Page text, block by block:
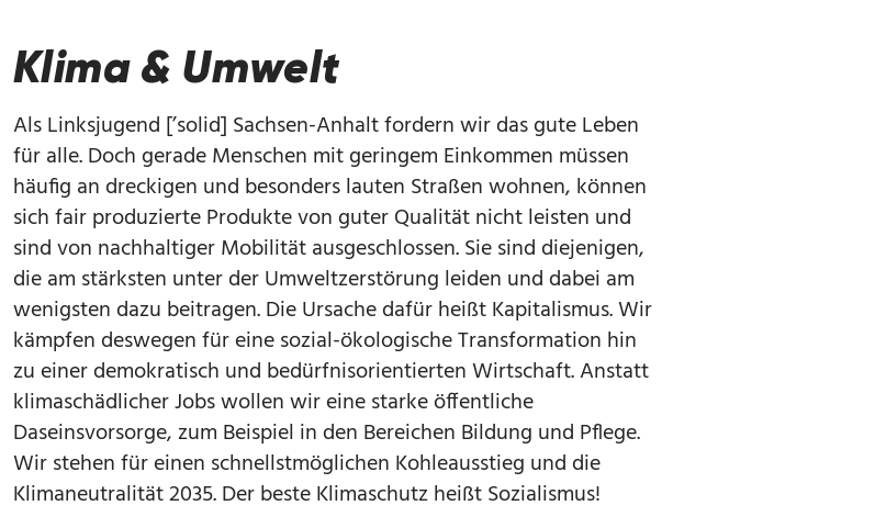
Klima & Umwelt
Als Linksjugend [’solid] Sachsen-Anhalt fordern wir das gute Leben
für alle. Doch gerade Menschen mit geringem Einkommen müssen
häufig an dreckigen und besonders lauten Straßen wohnen, können
sich fair produzierte Produkte von guter Qualität nicht leisten und
sind von nachhaltiger Mobilität ausgeschlossen. Sie sind diejenigen,
die am stärksten unter der Umweltzerstörung leiden und dabei am
wenigsten dazu beitragen. Die Ursache dafür heißt Kapitalismus. Wir
kämpfen deswegen für eine sozial-ökologische Transformation hin
zu einer demokratisch und bedürfnisorientierten Wirtschaft. Anstatt
klimaschädlicher Jobs wollen wir eine starke öffentliche
Daseinsvorsorge, zum Beispiel in den Bereichen Bildung und Pflege.
Wir stehen für einen schnellstmöglichen Kohleausstieg und die
Klimaneutralität 2035. Der beste Klimaschutz heißt Sozialismus!